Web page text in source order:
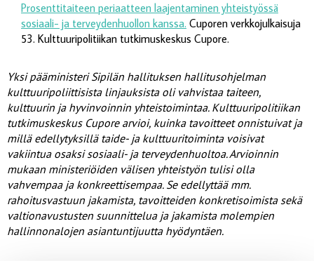
Prosenttitaiteen periaatteen laajentaminen yhteistyössä
sosiaali- ja terveydenhuollon kanssa. Cuporen verkkojulkaisuja
53. Kulttuuripolitiikan tutkimuskeskus Cupore.
Yksi pääministeri Sipilän hallituksen hallitusohjelman
kulttuuripoliittisista linjauksista oli vahvistaa taiteen,
kulttuurin ja hyvinvoinnin yhteistoimintaa. Kulttuuripolitiikan
tutkimuskeskus Cupore arvioi, kuinka tavoitteet onnistuivat ja
millä edellytyksillä taide- ja kulttuuritoiminta voisivat
vakiintua osaksi sosiaali- ja terveydenhuoltoa. Arvioinnin
mukaan ministeriöiden välisen yhteistyön tulisi olla
vahvempaa ja konkreettisempaa. Se edellyttää mm.
rahoitusvastuun jakamista, tavoitteiden konkretisoimista sekä
valtionavustusten suunnittelua ja jakamista molempien
hallinnonalojen asiantuntijuutta hyödyntäen.